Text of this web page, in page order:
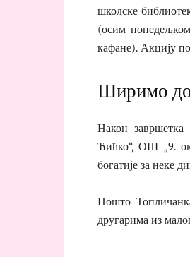
школске
(осим
кафане). Акцију
Ширимо
Након
Ћићко“, ОШ „9.
богатије за неке
Пошто
другарима из